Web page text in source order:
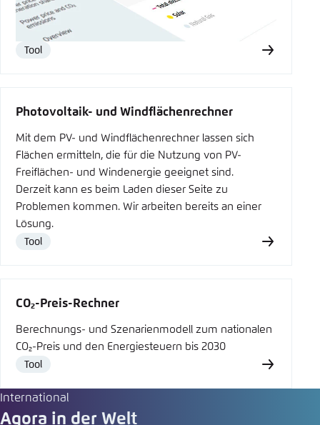
Type
Tool
Photovoltaik- und Windflächenrechner
Mit dem PV- und Windflächenrechner lassen sich
Flächen ermitteln, die für die Nutzung von PV-
Freiflächen- und Windenergie geeignet sind.
Derzeit kann es beim Laden dieser Seite zu
Problemen kommen. Wir arbeiten bereits an einer
Lösung.
Type
Tool
CO₂-Preis-Rechner
Berechnungs- und Szenarienmodell zum nationalen
CO₂-Preis und den Energiesteuern bis 2030
Type
Tool
International
Agora in der Welt